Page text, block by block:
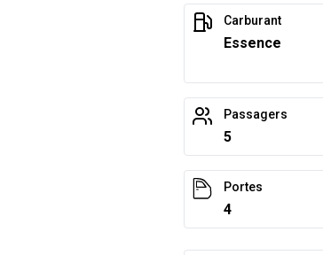
Carburant
Essence
Passagers
5
Portes
4